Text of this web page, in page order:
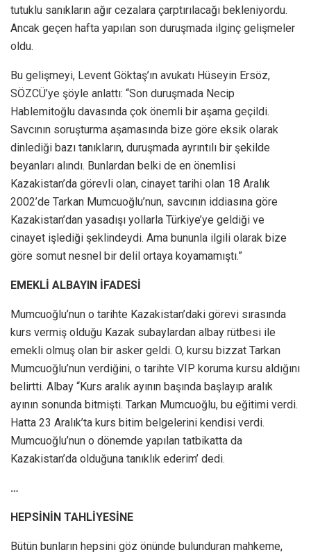
tutuklu sanıkların ağır cezalara çarptırılacağı bekleniyordu.
Ancak geçen hafta yapılan son duruşmada ilginç gelişmeler
oldu.
Bu gelişmeyi, Levent Göktaş’ın avukatı Hüseyin Ersöz,
SÖZCÜ’ye şöyle anlattı: “Son duruşmada Necip
Hablemitoğlu davasında çok önemli bir aşama geçildi.
Savcının soruşturma aşamasında bize göre eksik olarak
dinlediği bazı tanıkların, duruşmada ayrıntılı bir şekilde
beyanları alındı. Bunlardan belki de en önemlisi
Kazakistan’da görevli olan, cinayet tarihi olan 18 Aralık
2002’de Tarkan Mumcuoğlu’nun, savcının iddiasına göre
Kazakistan’dan yasadışı yollarla Türkiye’ye geldiği ve
cinayet işlediği şeklindeydi. Ama bununla ilgili olarak bize
göre somut nesnel bir delil ortaya koyamamıştı.”
EMEKLİ ALBAYIN İFADESİ
Mumcuoğlu’nun o tarihte Kazakistan’daki görevi sırasında
kurs vermiş olduğu Kazak subaylardan albay rütbesi ile
emekli olmuş olan bir asker geldi. O, kursu bizzat Tarkan
Mumcuoğlu’nun verdiğini, o tarihte VIP koruma kursu aldığını
belirtti. Albay “Kurs aralık ayının başında başlayıp aralık
ayının sonunda bitmişti. Tarkan Mumcuoğlu, bu eğitimi verdi.
Hatta 23 Aralık’ta kurs bitim belgelerini kendisi verdi.
Mumcuoğlu’nun o dönemde yapılan tatbikatta da
Kazakistan’da olduğuna tanıklık ederim’ dedi.
…
HEPSİNİN TAHLİYESİNE
Bütün bunların hepsini göz önünde bulunduran mahkeme,